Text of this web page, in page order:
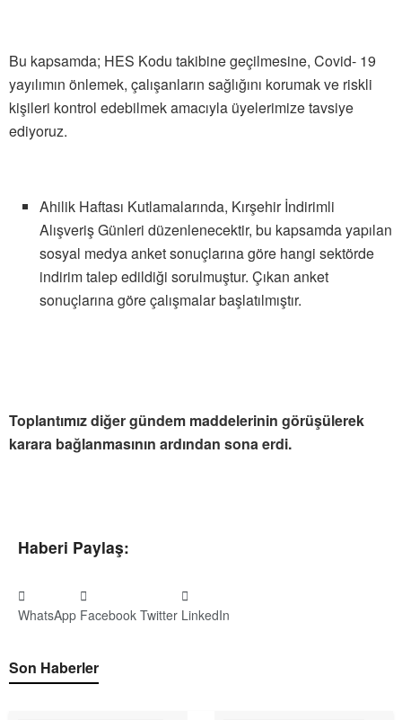
Bu kapsamda; HES Kodu takibine geçilmesine, Covid- 19
yayılımın önlemek, çalışanların sağlığını korumak ve riskli
kişileri kontrol edebilmek amacıyla üyelerimize tavsiye
ediyoruz.
Ahilik Haftası Kutlamalarında, Kırşehir İndirimli
Alışveriş Günleri düzenlenecektir, bu kapsamda yapılan
sosyal medya anket sonuçlarına göre hangi sektörde
indirim talep edildiği sorulmuştur. Çıkan anket
sonuçlarına göre çalışmalar başlatılmıştır.
Toplantımız diğer gündem maddelerinin görüşülerek
karara bağlanmasının ardından sona erdi.
Haberi Paylaş:
WhatsApp Facebook Twitter LinkedIn
Son Haberler